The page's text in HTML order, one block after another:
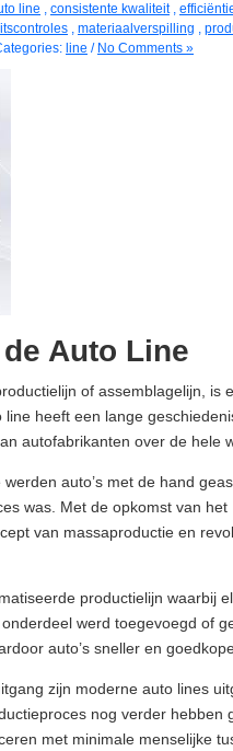
line , consistente kwaliteit,
, materiaalverspilling ,
line / No Comments »
Auto Line
of assemblagelijn, is
heeft een lange
autofabrikanten over de hele
auto’s met de hand
was. Met de opkomst van
van massaproductie en
productielijn waarbij
werd toegevoegd of
auto’s sneller en
zijn moderne auto lines
nog verder hebben
met minimale menselijke